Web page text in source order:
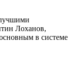
Лоханов,
в системе